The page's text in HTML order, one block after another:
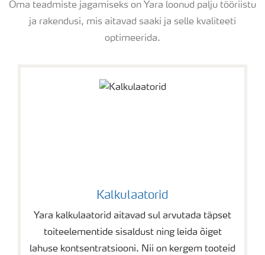
Oma teadmiste jagamiseks on Yara loonud palju tööriistu
ja rakendusi, mis aitavad saaki ja selle kvaliteeti
optimeerida.
Kalkulaatorid
Yara kalkulaatorid aitavad sul arvutada täpset
toiteelementide sisaldust ning leida õiget
lahuse kontsentratsiooni. Nii on kergem tooteid